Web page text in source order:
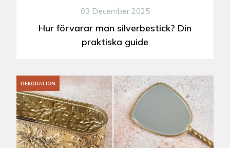
03 December 2025
Hur förvarar man silverbestick? Din
praktiska guide
DEKORATION